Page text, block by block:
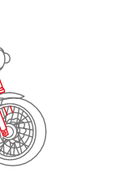
2
3
4
3
4